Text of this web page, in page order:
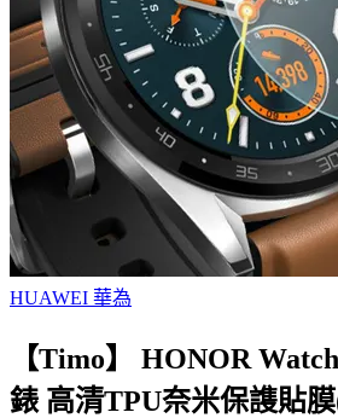
HUAWEI 華為
【Timo】 HONOR
錶 高清TPU奈米保謢貼